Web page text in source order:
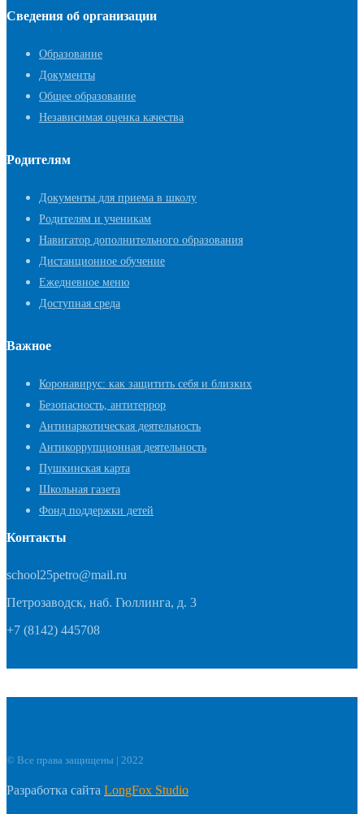
Сведения об организации
Образование
Документы
Общее образование
Независимая оценка качества
Родителям
Документы для приема в школу
Родителям и ученикам
Навигатор дополнительного образования
Дистанционное обучение
Ежедневное меню
Доступная среда
Важное
Коронавирус: как защитить себя и близких
Безопасность, антитеррор
Антинаркотическая деятельность
Антикоррупционная деятельность
Пушкинская карта
Школьная газета
Фонд поддержки детей
Контакты
school25petro@mail.ru
Петрозаводск, наб. Гюллинга, д. 3
+7 (8142) 445708
© Все права защищены | 2022
Разработка сайта LongFox Studio